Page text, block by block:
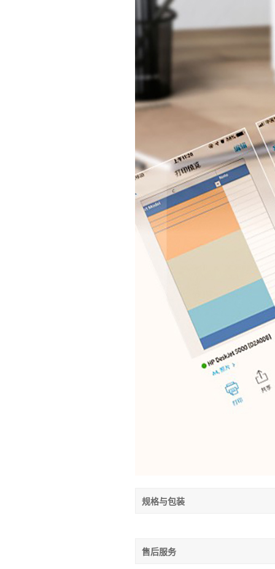
规格与包装
售后服务